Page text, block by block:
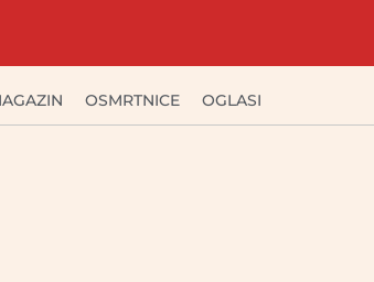
OSMRTNICE OGLASI